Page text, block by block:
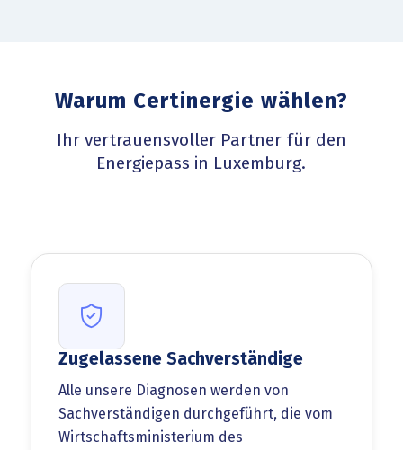
Warum Certinergie wählen?
Ihr vertrauensvoller Partner für den
Energiepass in Luxemburg.
Zugelassene Sachverständige
Alle unsere Diagnosen werden von
Sachverständigen durchgeführt, die vom
Wirtschaftsministerium des